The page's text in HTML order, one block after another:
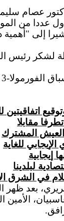
عصام
عددا من
إلى
لشكر رئيس
مقابلا
العيش المشترك
للغاية
إيجابية
لبلدينا
في الشرق
سعد
الأمين